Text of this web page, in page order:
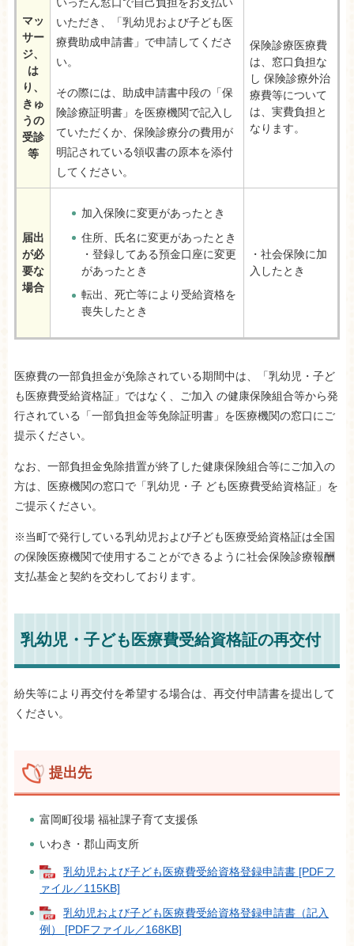
マッ
サー
ジ、
は
り、
きゅ
うの
受診
等
いただき、「乳幼児および子ども医
療費助成申請書」で申請してくださ
い。
その際には、助成申請書中段の「保
険診療証明書」を医療機関で記入し
ていただくか、保険診療分の費用が
明記されている領収書の原本を添付
してください。
保険診療医療費
は、窓口負担な
し 保険診療外治
療費等について
は、実費負担と
なります。
届出
が必
要な
場合
加入保険に変更があったとき
住所、氏名に変更があったとき
・登録してある預金口座に変更
があったとき
転出、死亡等により受給資格を
喪失したとき
・社会保険に加
入したとき
医療費の一部負担金が免除されている期間中は、「乳幼児・子ど
も医療費受給資格証」ではなく、ご加入 の健康保険組合等から発
行されている「一部負担金等免除証明書」を医療機関の窓口にご
提示ください。
なお、一部負担金免除措置が終了した健康保険組合等にご加入の
方は、医療機関の窓口で「乳幼児・子 ども医療費受給資格証」を
ご提示ください。
※当町で発行している乳幼児および子ども医療受給資格証は全国
の保険医療機関で使用することができるように社会保険診療報酬
支払基金と契約を交わしております。
乳幼児・子ども医療費受給資格証の再交付
紛失等により再交付を希望する場合は、再交付申請書を提出して
ください。
提出先
富岡町役場 福祉課子育て支援係
いわき・郡山両支所
乳幼児および子ども医療費受給資格登録申請書 [PDFフ
ァイル／115KB]
乳幼児および子ども医療費受給資格登録申請書（記入
例） [PDFファイル／168KB]